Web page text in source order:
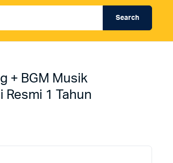
Search
+ BGM Musik
Resmi 1 Tahun